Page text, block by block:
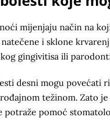
mijenjaju način na
i sklone
gingivitisa ili
desni mogu povećati
težinom. Zato
potraže pomoć